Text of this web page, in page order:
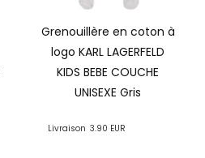
Grenouillère en coton à
logo KARL LAGERFELD
KIDS BEBE COUCHE
UNISEXE Gris
Livraison 3.90 EUR